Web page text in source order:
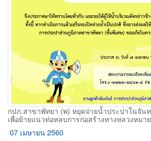
กปภ.สาขาพัทยา (พ) หยุดจ่ายน้ำประปาในจัน
เพื่อย้ายแนวท่อหลบการก่อสร้างทางหลวงหมา
07 เมษายน 2560